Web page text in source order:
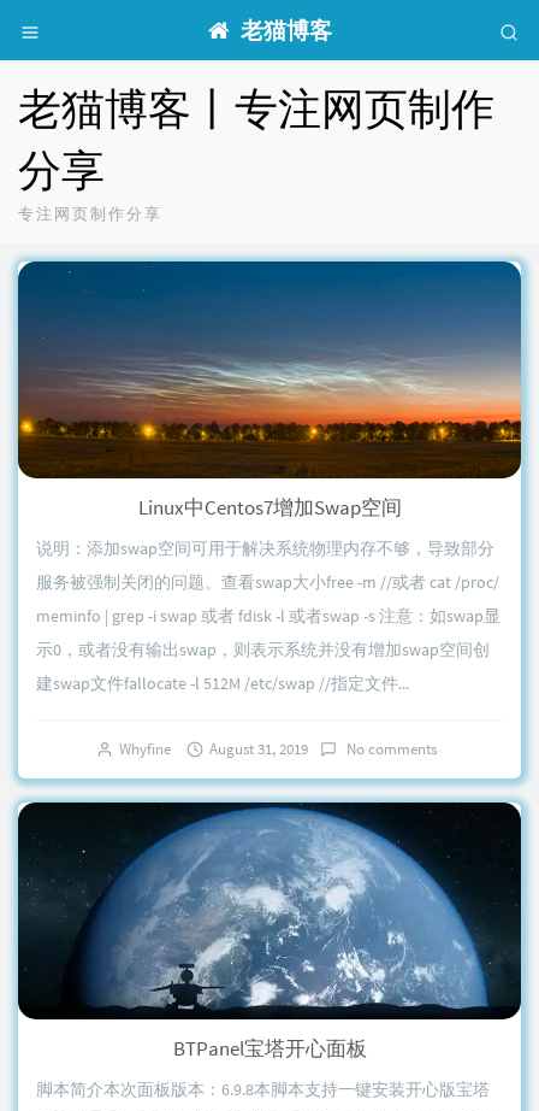
老猫博客
老猫博客丨专注网页制作
分享
专注网页制作分享
Linux中Centos7增加Swap空间
说明：添加swap空间可用于解决系统物理内存不够，导致部分
服务被强制关闭的问题。查看swap大小free -m //或者 cat /proc/
meminfo | grep -i swap 或者 fdisk -l 或者swap -s 注意：如swap显
示0，或者没有输出swap，则表示系统并没有增加swap空间创
建swap文件fallocate -l 512M /etc/swap //指定文件...
Whyfine August 31, 2019 No comments
BTPanel宝塔开心面板
脚本简介本次面板版本：6.9.8本脚本支持一键安装开心版宝塔